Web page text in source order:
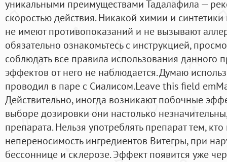
уникальными преимуществами Тадалафила —
скоростью действия. Никакой химии и синтетики
не имеют противопоказаний и не вызывают
обязательно ознакомьтесь с инструкцией,
соблюдать все правила использования данного
эффектов от него не наблюдается. Думаю
проводил в паре с Сиалисом.Leave this field
Действительно, иногда возникают побочные
выборе дозировки они настолько
препарата. Нельзя употреблять препарат тем,
непереносимость ингредиентов Витегры, при
бессоннице и склерозе. Эффект появится уже